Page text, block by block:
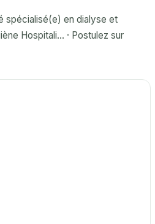
spécialisé(e) en dialyse et
Hospitali... · Postulez sur